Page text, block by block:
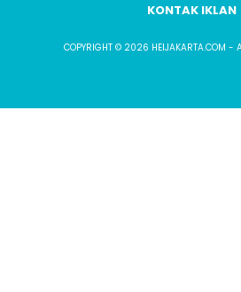
KONTAK IKLAN
COPYRIGHT © 2026 HEIJAKARTA.COM -